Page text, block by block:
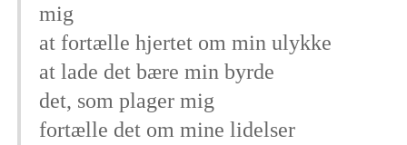
mig
at fortælle hjertet om min ulykke
at lade det bære min byrde
det, som plager mig
fortælle det om mine lidelser